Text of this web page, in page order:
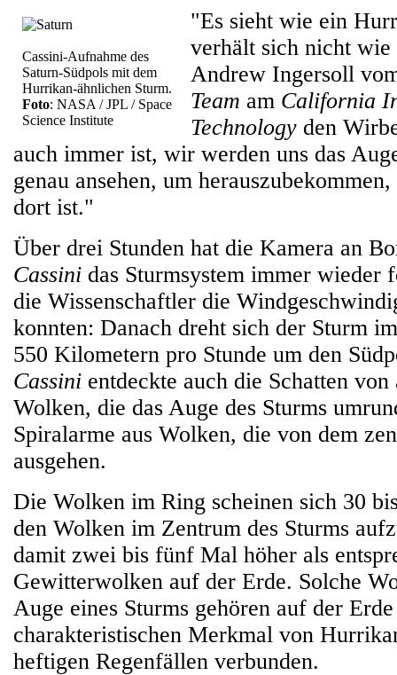
Cassini-Aufnahme des
Saturn-Südpols mit dem
Hurrikan-ähnlichen Sturm.
Foto: NASA / JPL / Space
Science Institute
"Es sieht wie ein
verhält sich nicht
Andrew Ingersoll
Team am California
Technology den
auch immer ist, wir werden uns das
genau ansehen, um
dort ist."
Über drei Stunden hat die Kamera an
Cassini das Sturmsystem immer wieder
die Wissenschaftler die
konnten: Danach dreht sich der Sturm
550 Kilometern pro Stunde um den
Cassini entdeckte auch die Schatten
Wolken, die das Auge des Sturms
Spiralarme aus Wolken, die von dem
ausgehen.
Die Wolken im Ring scheinen sich 30
den Wolken im Zentrum des Sturms
damit zwei bis fünf Mal höher als
Gewitterwolken auf der Erde. Solche
Auge eines Sturms gehören auf der
charakteristischen Merkmal von
heftigen Regenfällen verbunden.